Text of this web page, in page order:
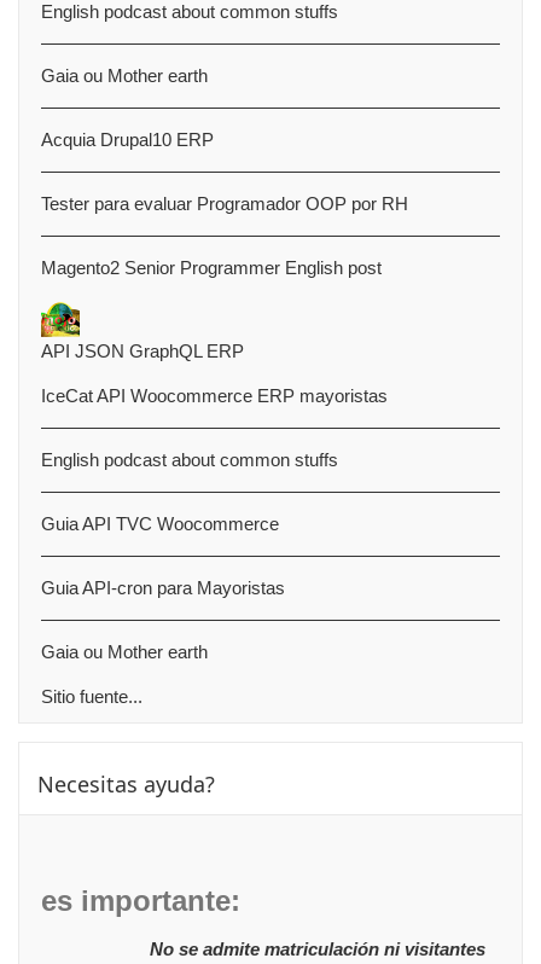
English podcast about common stuffs
Gaia ou Mother earth
Acquia Drupal10 ERP
Tester para evaluar Programador OOP por RH
Magento2 Senior Programmer English post
API JSON GraphQL ERP
IceCat API Woocommerce ERP mayoristas
English podcast about common stuffs
Guia API TVC Woocommerce
Guia API-cron para Mayoristas
Gaia ou Mother earth
Sitio fuente...
Necesitas ayuda?
es importante:
No se admite matriculación ni visitantes